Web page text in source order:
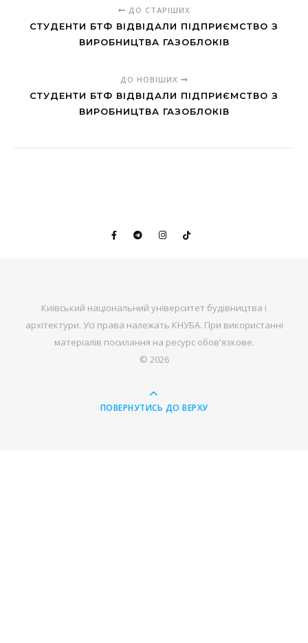
ДО СТАРІШИХ
СТУДЕНТИ БТФ ВІДВІДАЛИ ПІДПРИЄМСТВО З
ВИРОБНИЦТВА ГАЗОБЛОКІВ
ДО НОВІШИХ
СТУДЕНТИ БТФ ВІДВІДАЛИ ПІДПРИЄМСТВО З
ВИРОБНИЦТВА ГАЗОБЛОКІВ
Київський національний університет будівництва і
архітектури. Усі права належать КНУБА. При використанні
матеріалів посилання на ресурс обов'язкове.
© 2026
ПОВЕРНУТИСЬ ДО ВЕРХУ